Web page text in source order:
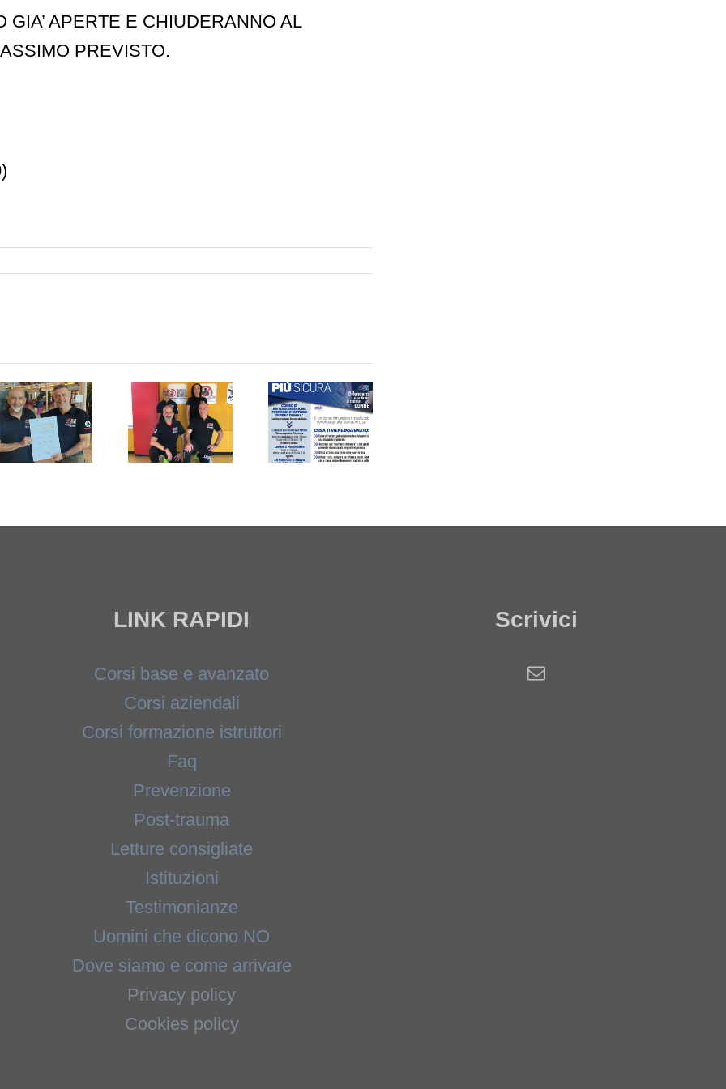
APERTE E CHIUDERANNO AL
PREVISTO.
Difesa
Donna
– livello
base –
febbraio
antiaggressione
femminile
a
Sesto
Giovanni
LINK RAPIDI
Corsi base e avanzato
Corsi aziendali
Corsi formazione istruttori
Faq
Prevenzione
Post-trauma
Letture consigliate
Istituzioni
Testimonianze
Uomini che dicono NO
Dove siamo e come arrivare
Privacy policy
Cookies policy
Scrivici